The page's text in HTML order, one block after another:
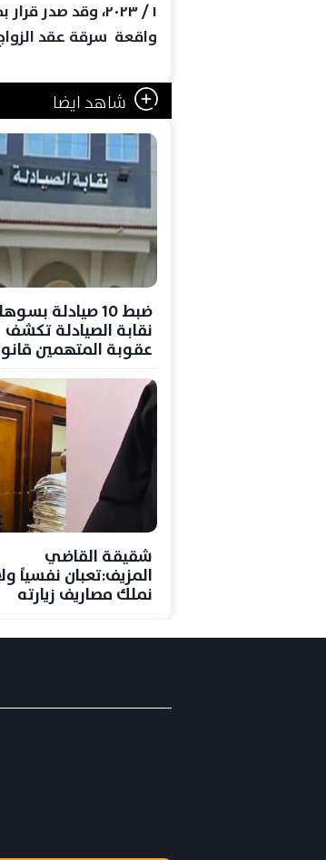
١ / ٢٠٢٣، وقد
واقعة سرقة عقد
شاهد ايضا
ضبط 10 صيادلة
نقابة الصيادلة تكشف
عقوبة المتهمين
شقيقة القاضي
المزيف:تعبان نفسياً
نملك مصاريف زيارته